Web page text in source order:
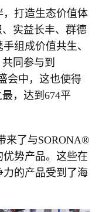
打造生态价值体
实益长丰、群德
组成价值共生、
同参与到
会中，这也使得
，达到674平
来了与SORONA®
势产品。这些在
的产品受到了海